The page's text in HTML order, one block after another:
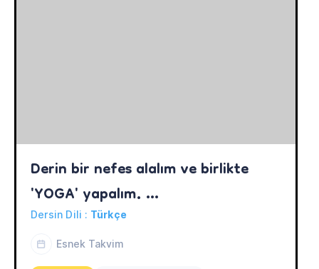
Derin bir nefes alalım ve birlikte
'YOGA' yapalım.
Hazırsan..Namaste...
Dersin Dili : Türkçe
Esnek Takvim